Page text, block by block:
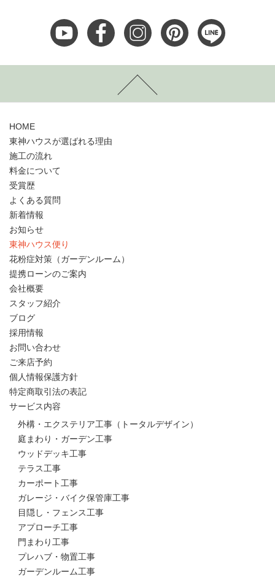
HOME
東神ハウスが選ばれる理由
施工の流れ
料金について
受賞歴
よくある質問
新着情報
お知らせ
東神ハウス便り
花粉症対策（ガーデンルーム）
提携ローンのご案内
会社概要
スタッフ紹介
ブログ
採用情報
お問い合わせ
ご来店予約
個人情報保護方針
特定商取引法の表記
サービス内容
外構・エクステリア工事（トータルデザイン）
庭まわり・ガーデン工事
ウッドデッキ工事
テラス工事
カーポート工事
ガレージ・バイク保管庫工事
目隠し・フェンス工事
アプローチ工事
門まわり工事
プレハブ・物置工事
ガーデンルーム工事